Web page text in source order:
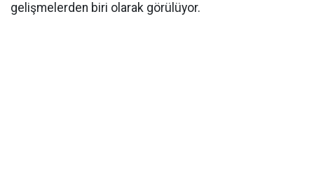
gelişmelerden biri olarak görülüyor.